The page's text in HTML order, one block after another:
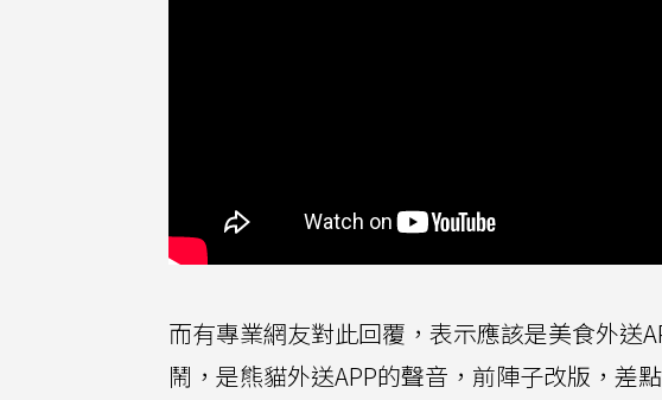
而有專業網友對此回覆，表示應該是美食外送
鬧，是熊貓外送APP的聲音，前陣子改版，差